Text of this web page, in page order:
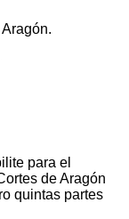
para el
de Aragón
quintas partes